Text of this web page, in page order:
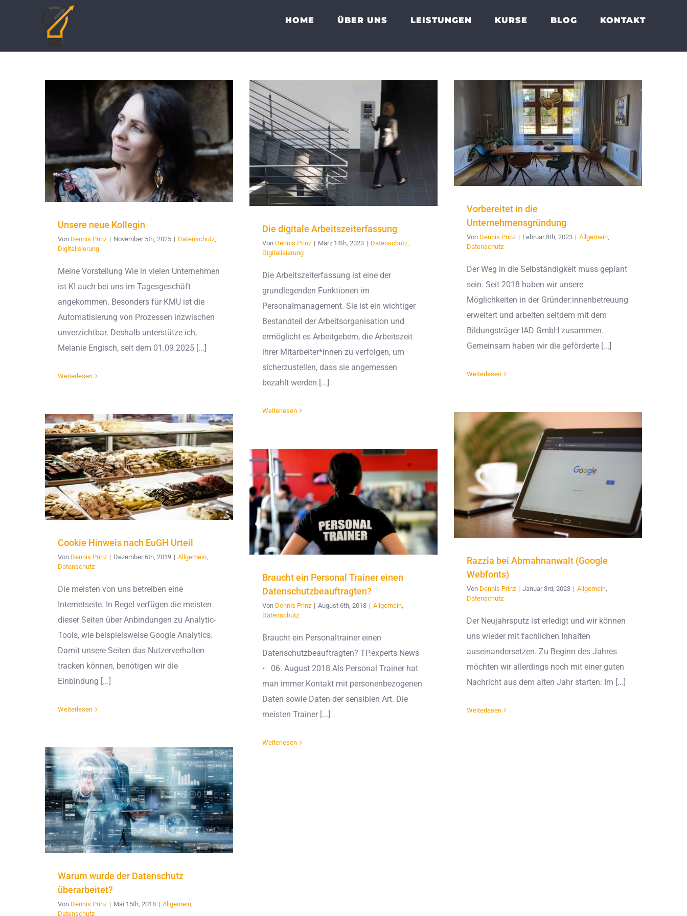
HOME ÜBER UNS LEISTUNGEN KURSE BLOG KONTAKT
Unsere neue Kollegin
Von Dennis Prinz | November 5th, 2025 | Datenschutz,
Digitalisierung
Meine Vorstellung Wie in vielen Unternehmen
ist KI auch bei uns im Tagesgeschäft
angekommen. Besonders für KMU ist die
Automatisierung von Prozessen inzwischen
unverzichtbar. Deshalb unterstütze ich,
Melanie Engisch, seit dem 01.09.2025 [...]
Weiterlesen
Die digitale Arbeitszeiterfassung
Von Dennis Prinz | März 14th, 2023 | Datenschutz
Digitalisierung
Die Arbeitszeiterfassung ist eine der
grundlegenden Funktionen im
Personalmanagement. Sie ist ein wichtiger
Bestandteil der Arbeitsorganisation und
ermöglicht es Arbeitgebern, die Arbeitszeit
ihrer Mitarbeiter*innen zu verfolgen, um
sicherzustellen, dass sie angemessen
bezahlt werden [...]
Weiterlesen
Vorbereitet in die
Unternehmensgründung
Von Dennis Prinz | Februar 8th, 2023 | Allgemein,
Datenschutz
Der Weg in die Selbständigkeit muss geplant
sein. Seit 2018 haben wir unsere
Möglichkeiten in der Gründer:innenbetreuung
erweitert und arbeiten seitdem mit dem
Bildungsträger IAD GmbH zusammen.
Gemeinsam haben wir die geförderte [...]
Weiterlesen
Razzia bei Abmahnanwalt (Google
Webfonts)
Von Dennis Prinz | Januar 3rd, 2023 | Allgemein
Datenschutz
Der Neujahrsputz ist erledigt und wir können
uns wieder mit fachlichen Inhalten
auseinandersetzen. Zu Beginn des Jahres
möchten wir allerdings noch mit einer guten
Nachricht aus dem alten Jahr starten: Im [...]
Weiterlesen
Cookie Hinweis nach EuGH Urteil
Von Dennis Prinz | Dezember 6th, 2019 | Allgemein,
Datenschutz
Die meisten von uns betreiben eine
Internetseite. In Regel verfügen die meisten
dieser Seiten über Anbindungen zu Analytic-
Tools, wie beispielsweise Google Analytics.
Damit unsere Seiten das Nutzerverhalten
tracken können, benötigen wir die
Einbindung [...]
Weiterlesen
Braucht ein Personal Trainer einen
Datenschutzbeauftragten?
Von Dennis Prinz | August 6th, 2018 | Allgemein,
Datenschutz
Braucht ein Personaltrainer einen
Datenschutzbeauftragten? TP.experts News
• 06. August 2018 Als Personal Trainer hat
man immer Kontakt mit personenbezogenen
Daten sowie Daten der sensiblen Art. Die
meisten Trainer [...]
Weiterlesen
Warum wurde der Datenschutz
überarbeitet?
Von Dennis Prinz | Mai 15th, 2018 | Allgemein,
Datenschutz